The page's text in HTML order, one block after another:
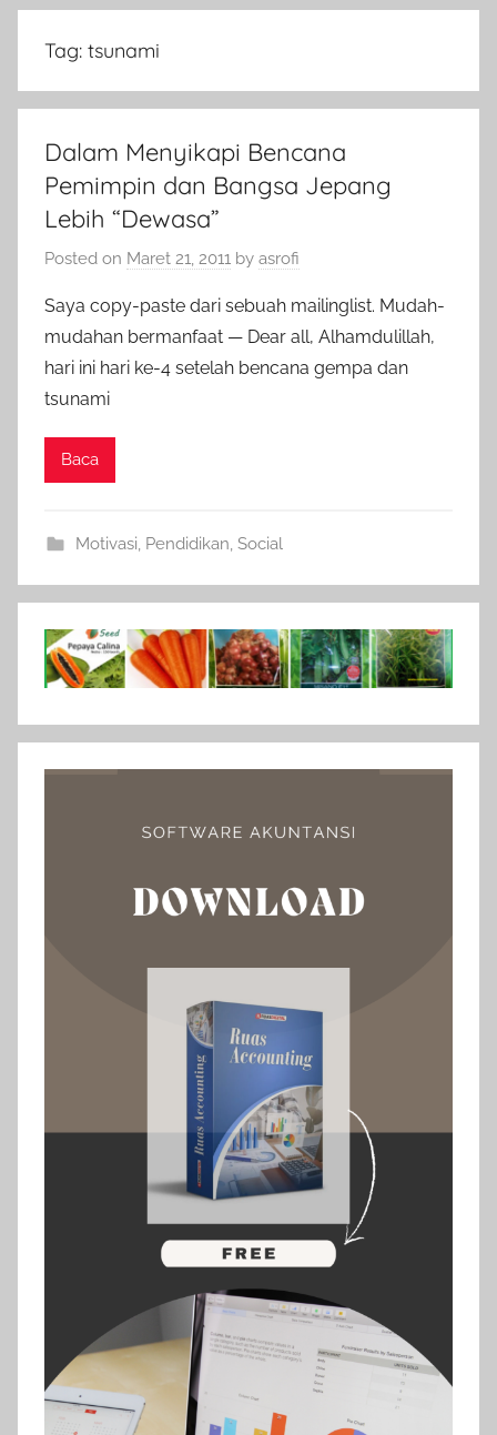
Tag: tsunami
Dalam Menyikapi Bencana
Pemimpin dan Bangsa Jepang
Lebih “Dewasa”
Posted on Maret 21, 2011 by asrofi
Saya copy-paste dari sebuah mailinglist. Mudah-
mudahan bermanfaat — Dear all, Alhamdulillah,
hari ini hari ke-4 setelah bencana gempa dan
tsunami
Baca
Motivasi Pendidikan Social